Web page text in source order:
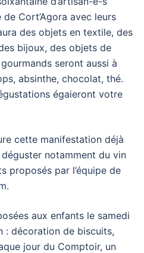
de Cort’Agora avec leurs
des objets en textile, des
bijoux, des objets de
seront aussi à
absinthe, chocolat, thé.
égaieront votre
cette manifestation déjà
notamment du vin
proposés par l’équipe de
aux enfants le samedi
: décoration de biscuits,
jour du Comptoir, un